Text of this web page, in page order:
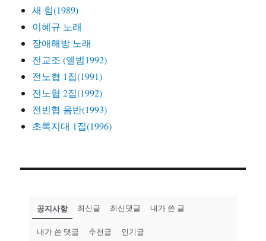
새 힘(1989)
이혜규 노래
장애해방 노래
전교조 (앨범1992)
전노협 1집(1991)
전노협 2집(1992)
전빈협 음반(1993)
초록지대 1집(1996)
공지사항 최신글 최신댓글 내가 쓴 글
내가 쓴 댓글 추천글 인기글